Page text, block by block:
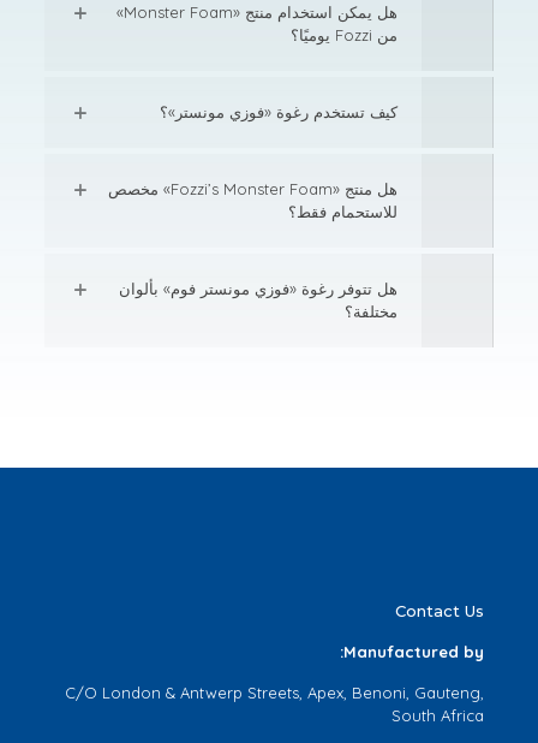
هل يمكن استخدام منتج «Monster Foam»
من Fozzi يوميًا؟
كيف تستخدم رغوة «فوزي مونستر»؟
هل منتج «Fozzi’s Monster Foam» مخصص
للاستحمام فقط؟
هل تتوفر رغوة «فوزي مونستر فوم» بألوان
مختلفة؟
Contact Us
Manufactured by:
C/O London & Antwerp Streets, Apex, Benoni, Gauteng,
South Africa